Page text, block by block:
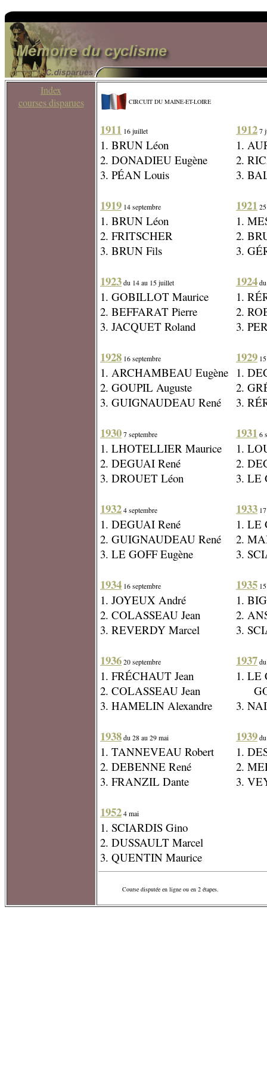
Index
courses disparues
CIRCUIT DU MAINE-ET-LOIRE
1911 16 juillet
1. BRUN Léon
2. DONADIEU Eugène
3. PÉAN Louis
1919 14 septembre
1. BRUN Léon
2. FRITSCHER
3. BRUN Fils
1923 du 14 au 15 juillet
1. GOBILLOT Maurice
2. BEFFARAT Pierre
3. JACQUET Roland
1928 16 septembre
1. ARCHAMBEAU Eugène
2. GOUPIL Auguste
3. GUIGNAUDEAU René
1930 7 septembre
1. LHOTELLIER Maurice
2. DEGUAI René
3. DROUET Léon
1932 4 septembre
1. DEGUAI René
2. GUIGNAUDEAU René
3. LE GOFF Eugène
1934 16 septembre
1. JOYEUX André
2. COLASSEAU Jean
3. REVERDY Marcel
1936 20 septembre
1. FRÉCHAUT Jean
2. COLASSEAU Jean
3. HAMELIN Alexandre
1938 du 28 au 29 mai
1. TANNEVEAU Robert
2. DEBENNE René
3. FRANZIL Dante
1952 4 mai
1. SCIARDIS Gino
2. DUSSAULT Marcel
3. QUENTIN Maurice
1912 7
1.
2.
3.
1921
1.
2.
3.
1924
1.
2.
3.
1929
1.
2.
3.
1931 6
1.
2.
3. LE
1933
1. LE
2.
3.
1935
1.
2.
3.
1937
1. LE
3.
1939
1.
2.
3.
Course disputée en ligne ou en 2 étapes.